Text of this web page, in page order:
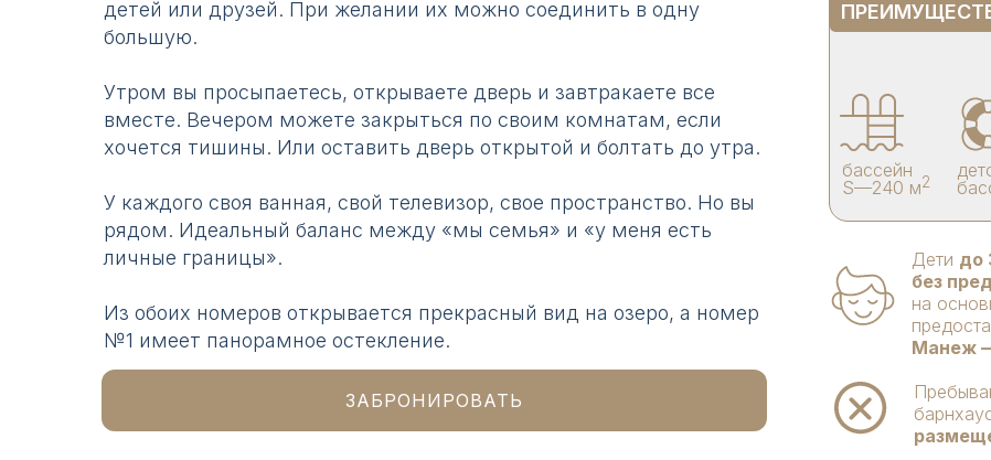
Дети до
без
на
Манеж
бассейн
S—240 м2
детей или друзей. При желании их можно соединить в одну
большую.
Утром вы просыпаетесь, открываете дверь и завтракаете все
вместе. Вечером можете закрыться по своим комнатам, если
хочется тишины. Или оставить дверь открытой и болтать до утра.
У каждого своя ванная, свой телевизор, свое пространство. Но вы
рядом. Идеальный баланс между «мы семья» и «у меня есть
личные границы».
Из обоих номеров открывается прекрасный вид на озеро, а номер
№1 имеет панорамное остекление.
ЗАБРОНИРОВАТЬ